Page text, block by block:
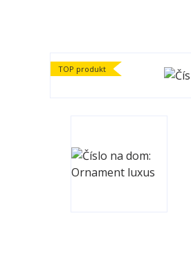
TOP produkt